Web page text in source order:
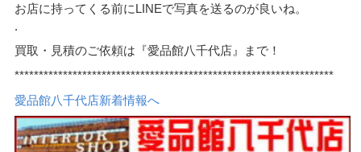
お店に持ってくる前にLINEで写真を送るのが良いね。
.
買取・見積のご依頼は『愛品館八千代店』まで！
******************************************************************
愛品館八千代店新着情報へ